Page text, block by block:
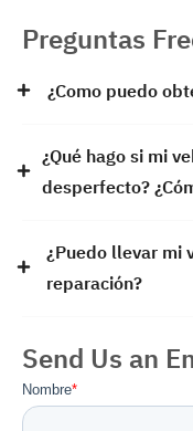
Preguntas
¿Como puedo
¿Qué hago si mi
desperfecto?
¿Puedo llevar mi
reparación?
Send Us an